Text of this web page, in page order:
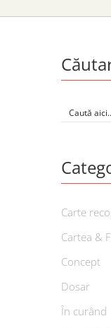
Carte
Cartea &
Concept
Dosar
În curând